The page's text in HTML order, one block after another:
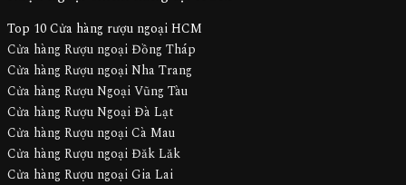
Top 10 Cửa hàng rượu ngoại HCM
Cửa hàng Rượu ngoại Đồng Tháp
Cửa hàng Rượu ngoại Nha Trang
Cửa hàng Rượu Ngoại Vũng Tàu
Cửa hàng Rượu Ngoại Đà Lạt
Cửa hàng Rượu ngoại Cà Mau
Cửa hàng Rượu ngoại Đăk Lăk
Cửa hàng Rượu ngoại Gia Lai